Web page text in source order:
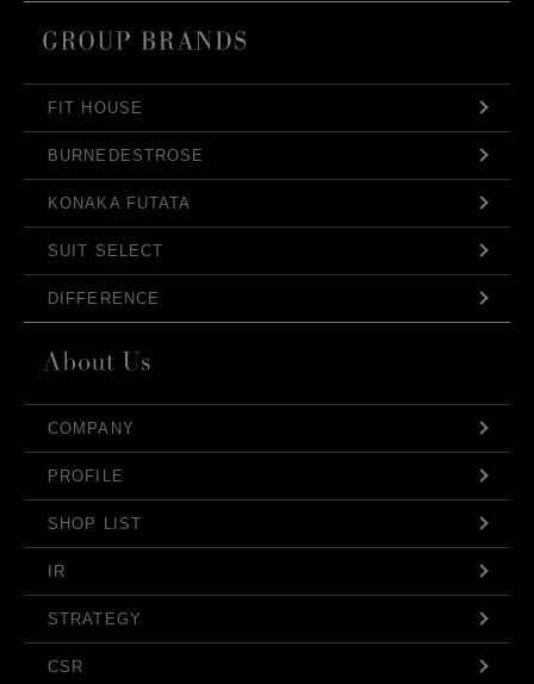
FIT HOUSE
BURNEDESTROSE
KONAKA FUTATA
SUIT SELECT
DIFFERENCE
COMPANY
PROFILE
SHOP LIST
IR
STRATEGY
CSR